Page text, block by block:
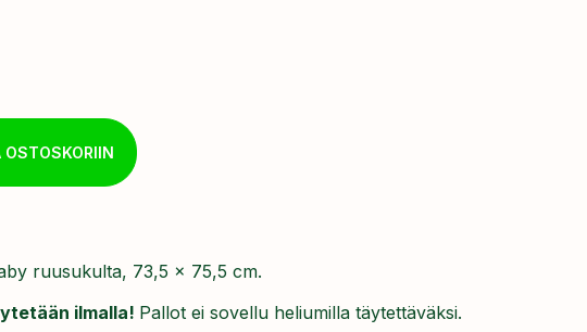
OSTOSKORIIN
ruusukulta, 73,5 x 75,5 cm.
ilmalla! Pallot ei sovellu heliumilla täytettäväksi.